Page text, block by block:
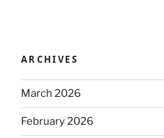
ARCHIVES
March 2026
February 2026